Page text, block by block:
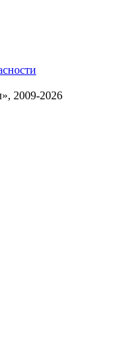
2009-2026